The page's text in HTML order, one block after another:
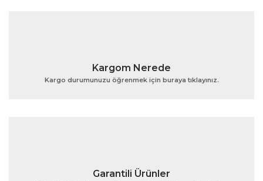
Ürün açıklamasında eksik bilgiler bulunuyor.
Kargom Nerede
Kargo durumunuzu öğrenmek için buraya tıklayınız.
Garantili Ürünler